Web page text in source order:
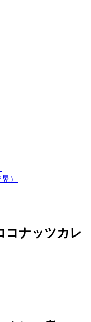
）
コナッツカレ